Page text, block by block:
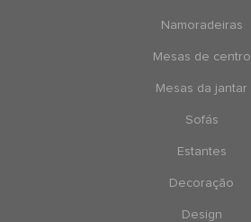
Namoradeiras
Mesas de centro
Mesas da jantar
Sofás
Estantes
Decoração
Design